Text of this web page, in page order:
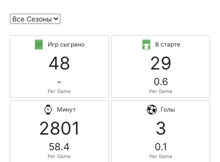
Игр сыграно
48
-
Per Game
В старте
29
0.6
Per Game
Минут
2801
58.4
Per Game
Голы
3
0.1
Per Game